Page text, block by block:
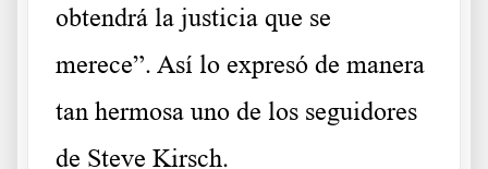
obtendrá la justicia que se
merece”. Así lo expresó de manera
tan hermosa uno de los seguidores
de Steve Kirsch.